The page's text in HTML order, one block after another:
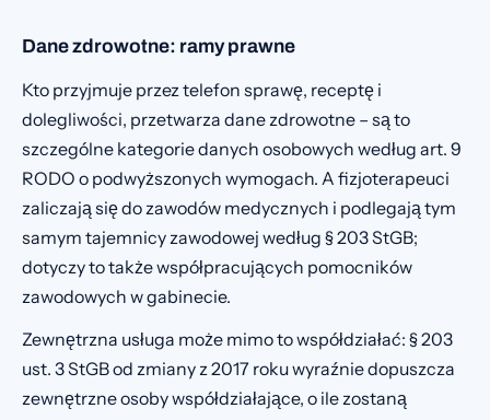
Dane zdrowotne: ramy prawne
Kto przyjmuje przez telefon sprawę, receptę i
dolegliwości, przetwarza dane zdrowotne – są to
szczególne kategorie danych osobowych według art. 9
RODO o podwyższonych wymogach. A fizjoterapeuci
zaliczają się do zawodów medycznych i podlegają tym
samym tajemnicy zawodowej według § 203 StGB;
dotyczy to także współpracujących pomocników
zawodowych w gabinecie.
Zewnętrzna usługa może mimo to współdziałać: § 203
ust. 3 StGB od zmiany z 2017 roku wyraźnie dopuszcza
zewnętrzne osoby współdziałające, o ile zostaną